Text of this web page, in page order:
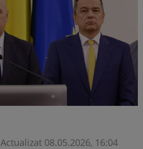
Actualizat 08.05.2026, 16:04